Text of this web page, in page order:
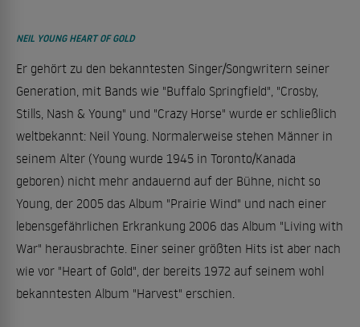
NEIL YOUNG HEART OF GOLD
Er gehört zu den bekanntesten Singer/Songwritern seiner
Generation, mit Bands wie "Buffalo Springfield", "Crosby,
Stills, Nash & Young" und "Crazy Horse" wurde er schließlich
weltbekannt: Neil Young. Normalerweise stehen Männer in
seinem Alter (Young wurde 1945 in Toronto/Kanada
geboren) nicht mehr andauernd auf der Bühne, nicht so
Young, der 2005 das Album "Prairie Wind" und nach einer
lebensgefährlichen Erkrankung 2006 das Album "Living with
War" herausbrachte. Einer seiner größten Hits ist aber nach
wie vor "Heart of Gold", der bereits 1972 auf seinem wohl
bekanntesten Album "Harvest" erschien.